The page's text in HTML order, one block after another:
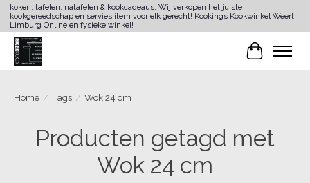
koken, tafelen, natafelen & kookcadeaus. Wij verkopen het juiste
kookgereedschap en servies item voor elk gerecht! Kookings Kookwinkel Weert
Limburg Online en fysieke winkel!
Home / Tags / Wok 24 cm
Producten getagd met
Wok 24 cm